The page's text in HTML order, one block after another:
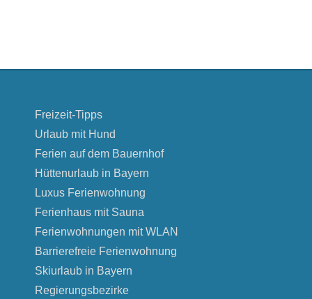
Freizeit-Tipps
Urlaub mit Hund
Ferien auf dem Bauernhof
Hüttenurlaub in Bayern
Luxus Ferienwohnung
Ferienhaus mit Sauna
Ferienwohnungen mit WLAN
Barrierefreie Ferienwohnung
Skiurlaub in Bayern
Regierungsbezirke